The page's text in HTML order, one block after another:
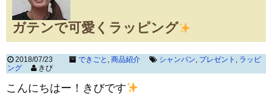
ガテンで可愛くラッピング
2018/07/23 できごと , 商品紹介 シャンパン, プレゼント , ラッピ
ング
きび
こんにちはー！きびです